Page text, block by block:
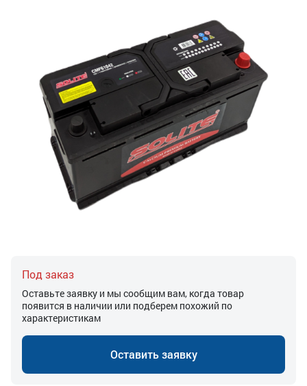
Под заказ
Оставьте заявку и мы сообщим вам, когда товар
появится в наличии или подберем похожий по
характеристикам
Оставить заявку